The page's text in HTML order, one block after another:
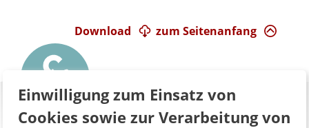
zum Seitenanfang
Download
Einwilligung zum Einsatz von
Cookies sowie zur Verarbeitung von